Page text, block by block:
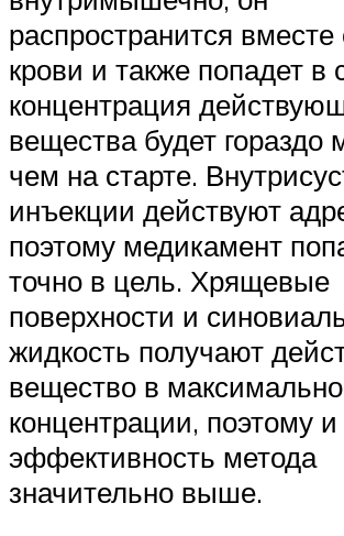
распространится вместе
крови и также попадет в
концентрация
вещества будет гораздо
чем на старте.
инъекции действуют
поэтому медикамент
точно в цель. Хрящевые
поверхности и
жидкость получают
вещество в
концентрации, поэтому и
эффективность метода
значительно выше.